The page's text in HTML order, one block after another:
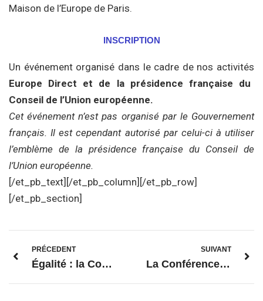
Maison de l’Europe de Paris.
INSCRIPTION
Un événement organisé dans le cadre de nos activités
Europe Direct et de la présidence française du
Conseil de l’Union européenne.
Cet événement n’est pas organisé par le Gouvernement
français. Il est cependant autorisé par celui-ci à utiliser
l’emblème de la présidence française du Conseil de
l’Union européenne.
[/et_pb_text][/et_pb_column][/et_pb_row]
[/et_pb_section]
PRÉCEDENT
Égalité : la Commission organise le « Sommet européen 2022 contre le racisme »
SUIVANT
La Conférence sur l’avenir de l’Europe : un levier d’action pour la démocratie européenne ?